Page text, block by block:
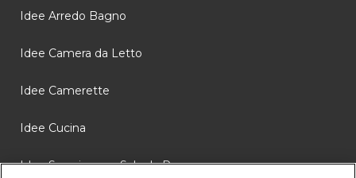
Idee Arredo Bagno
Idee Camera da Letto
Idee Camerette
Idee Cucina
Idee Soggiorno e Sala da Pranzo